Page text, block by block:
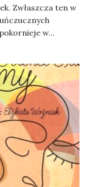
Zwłaszcza ten w
w...